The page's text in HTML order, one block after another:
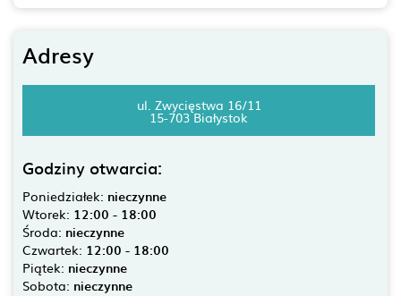
Adresy
ul. Zwycięstwa 16/11
15-703 Białystok
Godziny otwarcia:
Poniedziałek: nieczynne
Wtorek: 12:00 - 18:00
Środa: nieczynne
Czwartek: 12:00 - 18:00
Piątek: nieczynne
Sobota: nieczynne